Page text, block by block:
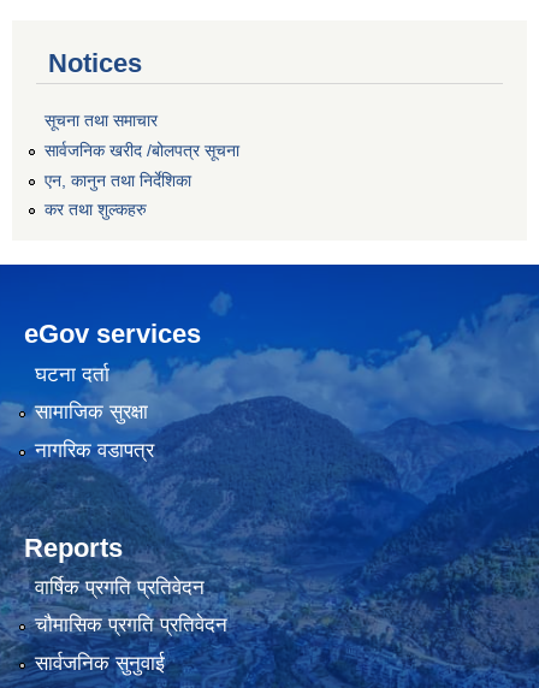
Notices
सूचना तथा समाचार
सार्वजनिक खरीद /बोलपत्र सूचना
एन, कानुन तथा निर्देशिका
कर तथा शुल्कहरु
eGov services
घटना दर्ता
सामाजिक सुरक्षा
नागरिक वडापत्र
Reports
वार्षिक प्रगति प्रतिवेदन
चौमासिक प्रगति प्रतिवेदन
सार्वजनिक सुनुवाई